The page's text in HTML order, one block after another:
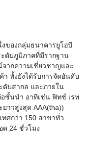
ของกลุ่มธนาคารยูโอบี
ดับภูมิภาคที่มีรากฐาน
ากความเชี่ยวชาญและ
ทั้งยังได้รับการจัดอันดับ
ดับสากล และภายใน
ชั้นนำ อาทิเช่น ฟิทช์ เรท
าวสูงสุด AAA(tha))
ศกว่า 150 สาขาทั่ว
ด 24 ชั่วโมง